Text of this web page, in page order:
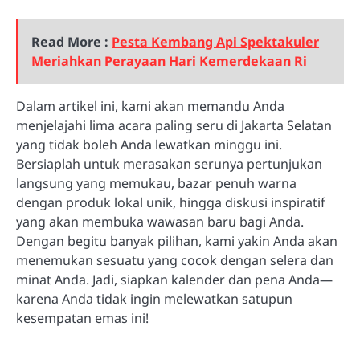
Read More : Pesta Kembang Api Spektakuler
Meriahkan Perayaan Hari Kemerdekaan Ri
Dalam artikel ini, kami akan memandu Anda
menjelajahi lima acara paling seru di Jakarta Selatan
yang tidak boleh Anda lewatkan minggu ini.
Bersiaplah untuk merasakan serunya pertunjukan
langsung yang memukau, bazar penuh warna
dengan produk lokal unik, hingga diskusi inspiratif
yang akan membuka wawasan baru bagi Anda.
Dengan begitu banyak pilihan, kami yakin Anda akan
menemukan sesuatu yang cocok dengan selera dan
minat Anda. Jadi, siapkan kalender dan pena Anda—
karena Anda tidak ingin melewatkan satupun
kesempatan emas ini!